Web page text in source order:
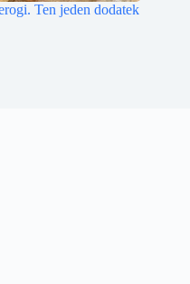
Ten jeden dodatek